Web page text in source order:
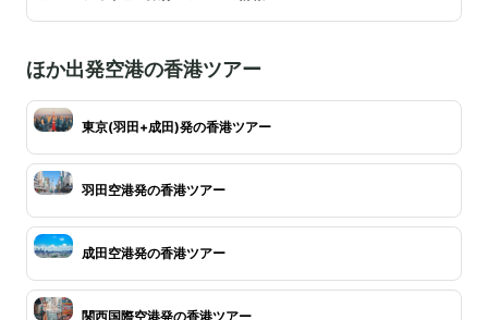
ほか出発空港の香港ツアー
東京(羽田+成田)発の香港ツアー
羽田空港発の香港ツアー
成田空港発の香港ツアー
関西国際空港発の香港ツアー